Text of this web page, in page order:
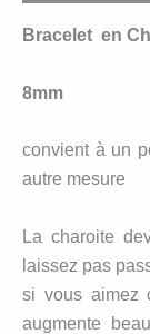
Bracelet en
8mm
convient à un
autre mesure
La charoite
laissez pas
si vous aimez
augmente